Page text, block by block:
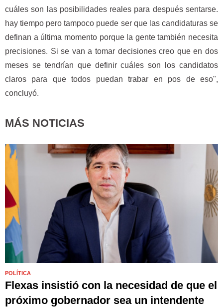
cuáles son las posibilidades reales para después sentarse.
hay tiempo pero tampoco puede ser que las candidaturas se
definan a última momento porque la gente también necesita
precisiones. Si se van a tomar decisiones creo que en dos
meses se tendrían que definir cuáles son los candidatos
claros para que todos puedan trabar en pos de eso",
concluyó.
MÁS NOTICIAS
POLÍTICA
Flexas insistió con la necesidad de que el
próximo gobernador sea un intendente